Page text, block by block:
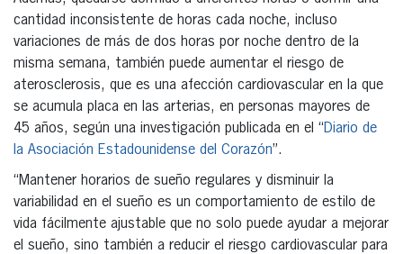
cantidad inconsistente de horas cada noche, incluso
variaciones de más de dos horas por noche dentro de la
misma semana, también puede aumentar el riesgo de
aterosclerosis, que es una afección cardiovascular en la que
se acumula placa en las arterias, en personas mayores de
45 años, según una investigación publicada en el “Diario de
la Asociación Estadounidense del Corazón”.
“Mantener horarios de sueño regulares y disminuir la
variabilidad en el sueño es un comportamiento de estilo de
vida fácilmente ajustable que no solo puede ayudar a mejorar
el sueño, sino también a reducir el riesgo cardiovascular para